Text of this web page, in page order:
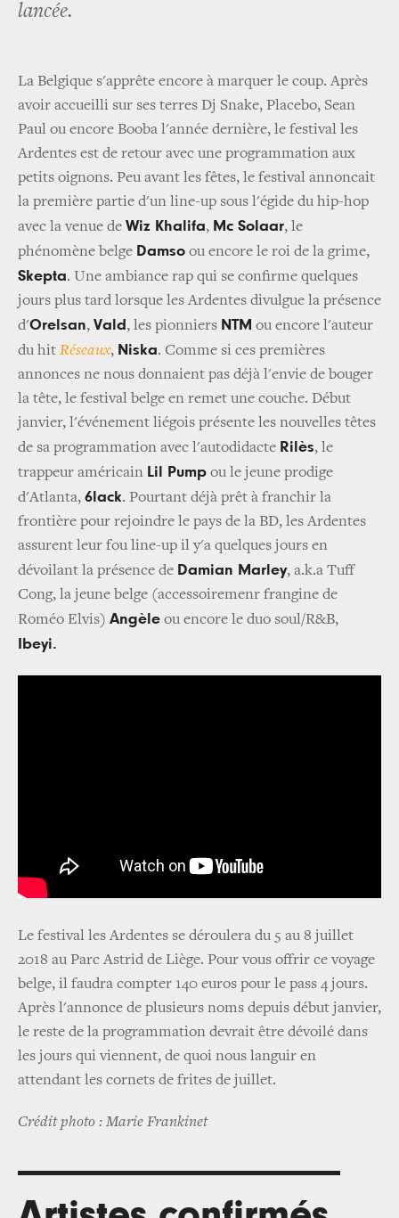
lancée.
La Belgique s'apprête encore à marquer le coup. Après
avoir accueilli sur ses terres Dj Snake, Placebo, Sean
Paul ou encore Booba l'année dernière, le festival les
Ardentes est de retour avec une programmation aux
petits oignons. Peu avant les fêtes, le festival annoncait
la première partie d'un line-up sous l'égide du hip-hop
avec la venue de Wiz Khalifa, Mc Solaar, le
phénomène belge Damso ou encore le roi de la grime,
Skepta. Une ambiance rap qui se confirme quelques
jours plus tard lorsque les Ardentes divulgue la présence
d'Orelsan, Vald , les pionniers NTM ou encore l'auteur
du hit Réseaux, Niska. Comme si ces premières
annonces ne nous donnaient pas déjà l'envie de bouger
la tête, le festival belge en remet une couche. Début
janvier, l'événement liégois présente les nouvelles têtes
de sa programmation avec l'autodidacte Rilès, le
trappeur américain Lil Pump ou le jeune prodige
d'Atlanta, 6lack. Pourtant déjà prêt à franchir la
frontière pour rejoindre le pays de la BD, les Ardentes
assurent leur fou line-up il y'a quelques jours en
dévoilant la présence de Damian Marley, a.k.a Tuff
Cong, la jeune belge (accessoiremenr frangine de
Roméo Elvis) Angèle ou encore le duo soul/R&B,
Ibeyi.
Le festival les Ardentes se déroulera du 5 au 8 juillet
2018 au Parc Astrid de Liège. Pour vous offrir ce voyage
belge, il faudra compter 140 euros pour le pass 4 jours.
Après l'annonce de plusieurs noms depuis début janvier,
le reste de la programmation devrait être dévoilé dans
les jours qui viennent, de quoi nous languir en
attendant les cornets de frites de juillet.
Crédit photo : Marie Frankinet